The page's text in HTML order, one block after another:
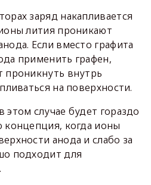
заряд накапливается
лития проникают
Если вместо графита
применить графен,
проникнуть внутрь
на поверхности.
этом случае будет гораздо
концепция, когда ионы
анода и слабо за
подходит для